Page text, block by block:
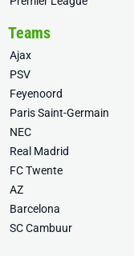
Teams
Ajax
PSV
Feyenoord
Paris Saint-Germain
NEC
Real Madrid
FC Twente
AZ
Barcelona
SC Cambuur